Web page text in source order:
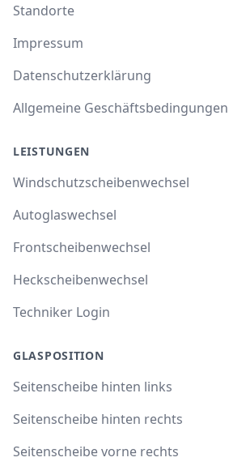
Standorte
Impressum
Datenschutzerklärung
Allgemeine Geschäftsbedingungen
LEISTUNGEN
Windschutzscheibenwechsel
Autoglaswechsel
Frontscheibenwechsel
Heckscheibenwechsel
Techniker Login
GLASPOSITION
Seitenscheibe hinten links
Seitenscheibe hinten rechts
Seitenscheibe vorne rechts